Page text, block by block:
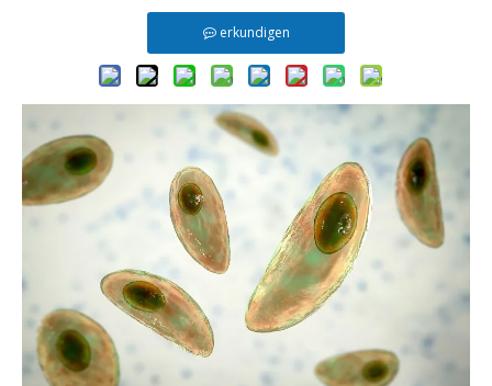
erkundigen